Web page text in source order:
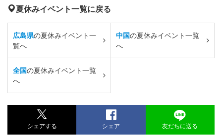
夏休みイベント一覧に戻る
広島県の夏休みイベント一
覧へ
中国の夏休みイベント一覧
へ
全国の夏休みイベント一覧
へ
シェアする シェア 友だちに送る